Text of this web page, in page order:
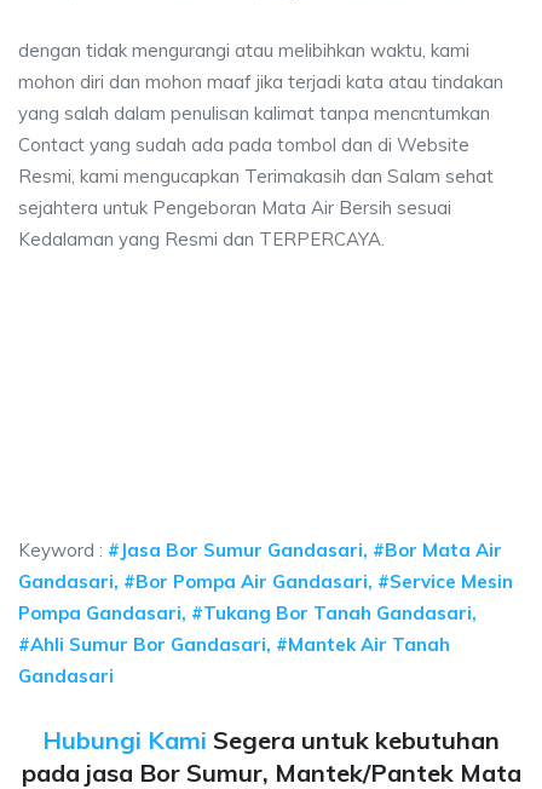
dengan tidak mengurangi atau melibihkan waktu, kami
mohon diri dan mohon maaf jika terjadi kata atau tindakan
yang salah dalam penulisan kalimat tanpa mencntumkan
Contact yang sudah ada pada tombol dan di Website
Resmi, kami mengucapkan Terimakasih dan Salam sehat
sejahtera untuk Pengeboran Mata Air Bersih sesuai
Kedalaman yang Resmi dan TERPERCAYA.
Keyword : #Jasa Bor Sumur Gandasari, #Bor Mata Air
Gandasari, #Bor Pompa Air Gandasari, #Service Mesin
Pompa Gandasari, #Tukang Bor Tanah Gandasari,
#Ahli Sumur Bor Gandasari, #Mantek Air Tanah
Gandasari
Hubungi Kami Segera untuk kebutuhan
pada jasa Bor Sumur, Mantek/Pantek Mata